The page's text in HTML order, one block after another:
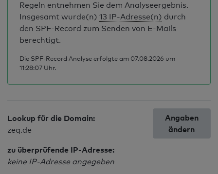
Regeln entnehmen Sie dem Analyseergebnis.
Insgesamt wurde(n) 13 IP-Adresse(n) durch
den SPF-Record zum Senden von E-Mails
berechtigt.
Die SPF-Record Analyse erfolgte am 07.08.2026 um
11:28:07 Uhr.
Lookup für die Domain:
zeq.de
zu überprüfende IP-Adresse:
keine IP-Adresse angegeben
Angaben
ändern